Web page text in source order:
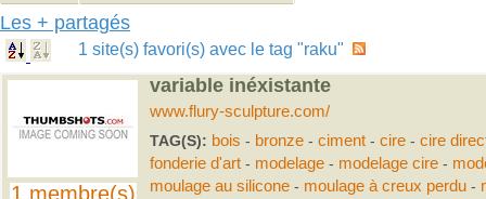
Les + partagés
1 site(s) favori(s) avec le tag "raku"
1 membre(s)
variable inéxistante
www.flury-sculpture.com/
TAG(S): bois - bronze- ciment- cire- cire
fonderie d'art- modelage- modelage cire-
moulage au silicone- moulage à creux perdu-